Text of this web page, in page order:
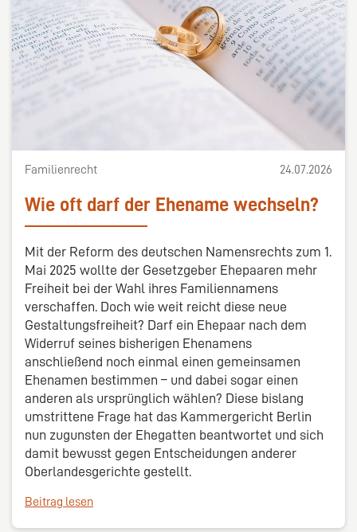
Familienrecht 24.07.2026
Wie oft darf der Ehename wechseln?
Mit der Reform des deutschen Namensrechts zum 1.
Mai 2025 wollte der Gesetzgeber Ehepaaren mehr
Freiheit bei der Wahl ihres Familiennamens
verschaffen. Doch wie weit reicht diese neue
Gestaltungsfreiheit? Darf ein Ehepaar nach dem
Widerruf seines bisherigen Ehenamens
anschließend noch einmal einen gemeinsamen
Ehenamen bestimmen – und dabei sogar einen
anderen als ursprünglich wählen? Diese bislang
umstrittene Frage hat das Kammergericht Berlin
nun zugunsten der Ehegatten beantwortet und sich
damit bewusst gegen Entscheidungen anderer
Oberlandesgerichte gestellt.
Beitrag lesen